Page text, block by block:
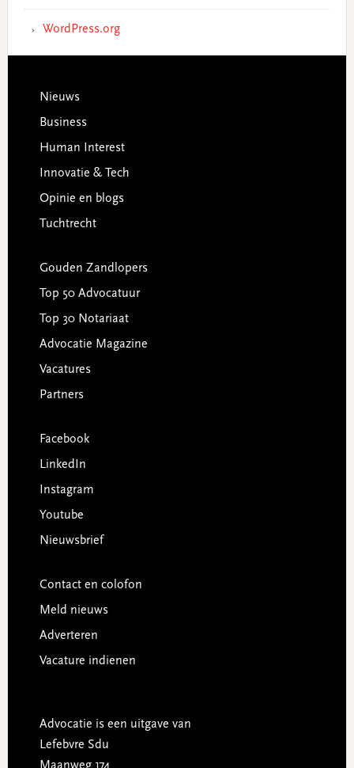
WordPress.org
Footer
Nieuws
Business
Human Interest
Innovatie & Tech
Opinie en blogs
Tuchtrecht
Gouden Zandlopers
Top 50 Advocatuur
Top 30 Notariaat
Advocatie Magazine
Vacatures
Partners
Facebook
LinkedIn
Instagram
Youtube
Nieuwsbrief
Contact en colofon
Meld nieuws
Adverteren
Vacature indienen
Advocatie is een uitgave van
Lefebvre Sdu